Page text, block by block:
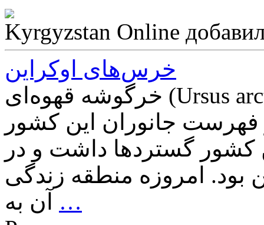
Kyrgyzstan Online
خرس‌های اوکراین
خرگوشه قهوه‌ای (Ursus arctos) — بزرگترین شکارچی موجود در سرزمین
فهرست جانوران این کشور
گستردها داشت و در
امروزه منطقه زندگی
…